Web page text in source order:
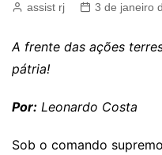
assist rj 3 de janeiro
A frente das ações
pátria!
Por: Leonardo Costa
Sob o comando